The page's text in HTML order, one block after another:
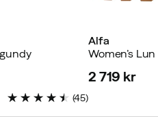
(45)
Alfa
Women’s
2 719 kr